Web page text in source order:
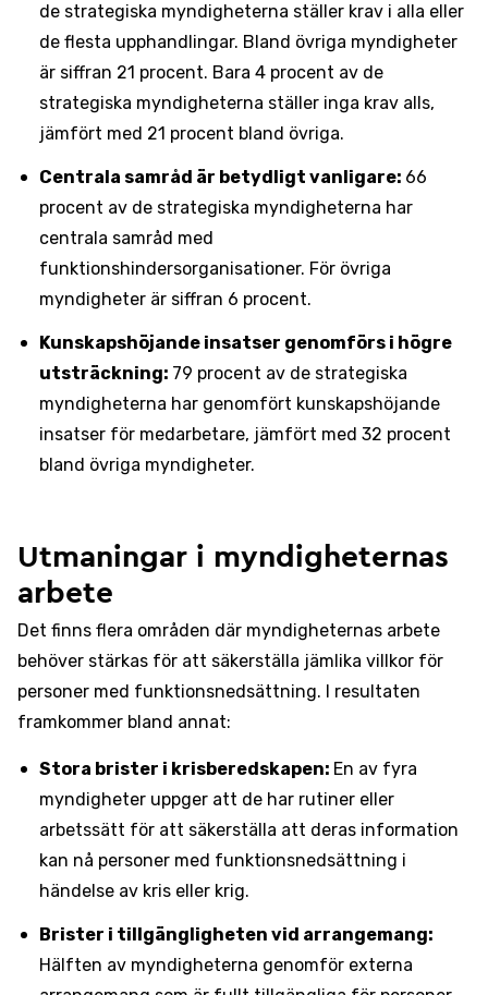
de strategiska myndigheterna ställer krav i alla eller
de flesta upphandlingar. Bland övriga myndigheter
är siffran 21 procent. Bara 4 procent av de
strategiska myndigheterna ställer inga krav alls,
jämfört med 21 procent bland övriga.
Centrala samråd är betydligt vanligare: 66
procent av de strategiska myndigheterna har
centrala samråd med
funktionshindersorganisationer. För övriga
myndigheter är siffran 6 procent.
Kunskapshöjande insatser genomförs i högre
utsträckning: 79 procent av de strategiska
myndigheterna har genomfört kunskapshöjande
insatser för medarbetare, jämfört med 32 procent
bland övriga myndigheter.
Utmaningar i myndigheternas
arbete
Det finns flera områden där myndigheternas arbete
behöver stärkas för att säkerställa jämlika villkor för
personer med funktionsnedsättning. I resultaten
framkommer bland annat:
Stora brister i krisberedskapen: En av fyra
myndigheter uppger att de har rutiner eller
arbetssätt för att säkerställa att deras information
kan nå personer med funktionsnedsättning i
händelse av kris eller krig.
Brister i tillgängligheten vid arrangemang:
Hälften av myndigheterna genomför externa